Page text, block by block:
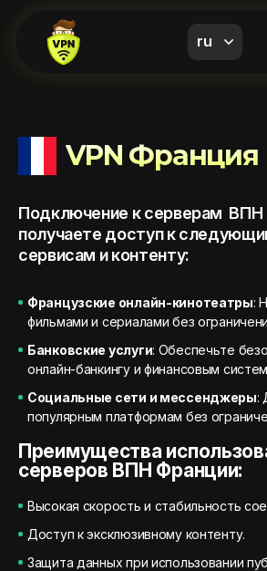
ru
VPN Франция
Подключение к серверам ВПН
получаете доступ к
сервисам и контенту:
Французские онлайн-кинотеатры:
фильмами и сериалами без
Банковские услуги: Обеспечьте
онлайн-банкингу и финансовым
Социальные сети и мессенджеры:
популярным платформам без
Преимущества
серверов ВПН Франции:
Высокая скорость и стабильность
Доступ к эксклюзивному контенту.
Защита данных при использовании